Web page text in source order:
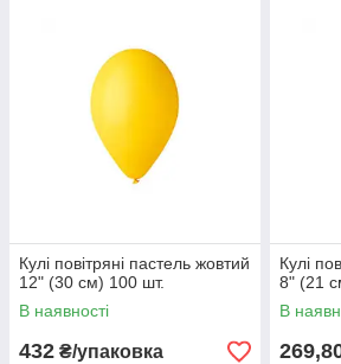
Кулі повітряні пастель жовтий
12" (30 см) 100 шт.
В наявності
432 ₴/упаковка
Кулі
8" (21
В